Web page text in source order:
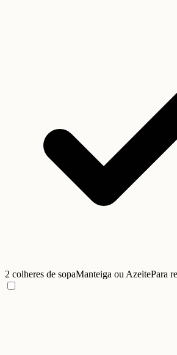
2 colheres de sopaManteiga ou AzeitePara